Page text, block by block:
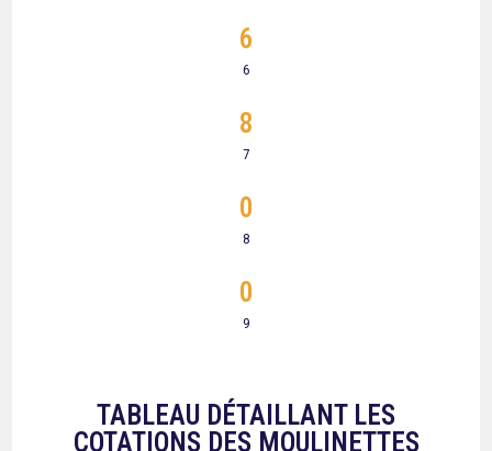
6
6
7
8
8
0
9
0
TABLEAU DÉTAILLANT LES
COTATIONS DES MOULINETTES